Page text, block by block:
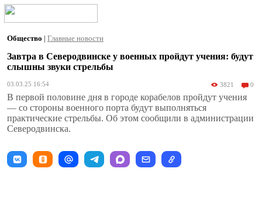
Общество | Главные новости
Завтра в Северодвинске у военных пройдут учения: будут
слышны звуки стрельбы
03.03.25 16:54 3821 0
В первой половине дня в городе корабелов пройдут учения
— со стороны военного порта будут выполняться
практические стрельбы. Об этом сообщили в администрации
Северодвинска.